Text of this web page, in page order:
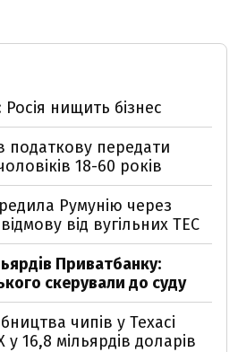
нищить бізнес
податкову передати
18-60 років
Румунію через
від вугільних ТЕС
Приватбанку:
скерували до суду
чипів у Техасі
у 16,8 мільярдів доларів